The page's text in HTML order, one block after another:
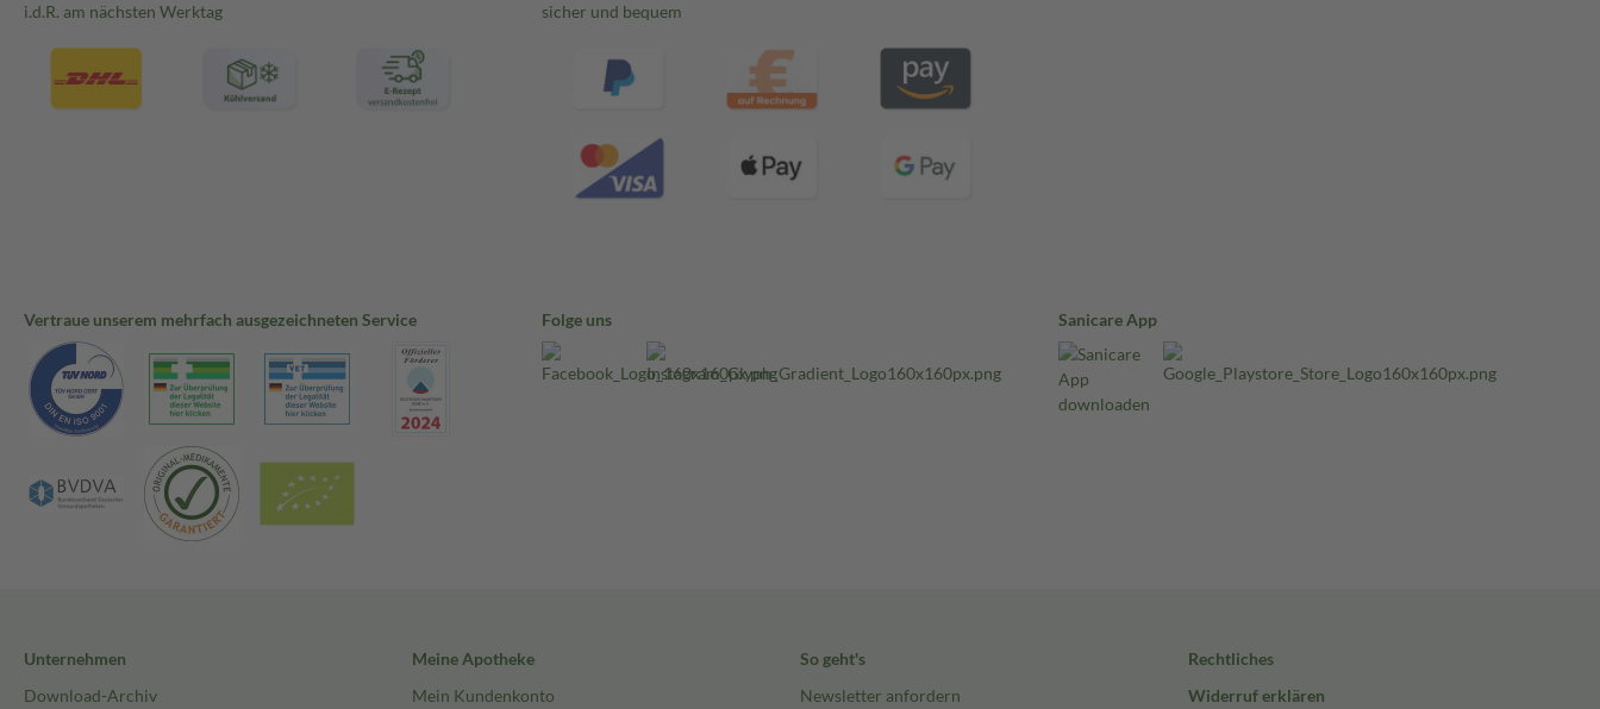
i.d.R. am nächsten Werktag
sicher und bequem
Vertraue unserem mehrfach ausgezeichneten Service Folge uns Sanicare App
Unternehmen
Download-Archiv
Meine Apotheke
Mein Kundenkonto
So geht's
Newsletter anfordern
Rechtliches
Widerruf erklären